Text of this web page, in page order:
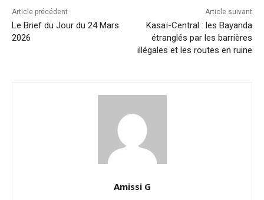
Article précédent
Le Brief du Jour du 24 Mars
2026
Article suivant
Kasaï-Central : les Bayanda
étranglés par les barrières
illégales et les routes en ruine
Amissi G